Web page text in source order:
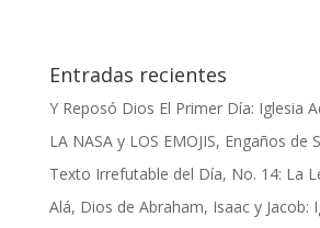
Entradas recientes
Y Reposó Dios El Primer Día: Iglesia
LA NASA y LOS EMOJIS, Engaños de
Texto Irrefutable del Día, No. 14: La
Alá, Dios de Abraham, Isaac y Jacob: